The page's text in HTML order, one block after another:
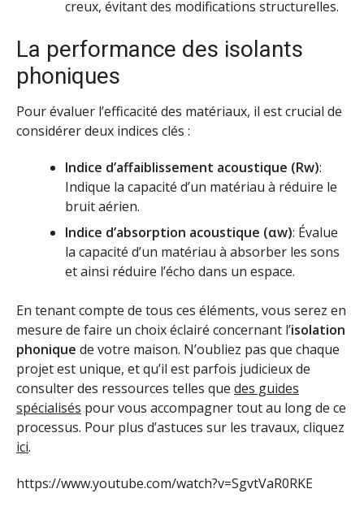
creux, évitant des modifications structurelles.
La performance des isolants
phoniques
Pour évaluer l’efficacité des matériaux, il est crucial de
considérer deux indices clés :
Indice d’affaiblissement acoustique (Rw):
Indique la capacité d’un matériau à réduire le
bruit aérien.
Indice d’absorption acoustique (αw): Évalue
la capacité d’un matériau à absorber les sons
et ainsi réduire l’écho dans un espace.
En tenant compte de tous ces éléments, vous serez en
mesure de faire un choix éclairé concernant l’isolation
phonique de votre maison. N’oubliez pas que chaque
projet est unique, et qu’il est parfois judicieux de
consulter des ressources telles que des guides
spécialisés pour vous accompagner tout au long de ce
processus. Pour plus d’astuces sur les travaux, cliquez
ici.
https://www.youtube.com/watch?v=SgvtVaR0RKE